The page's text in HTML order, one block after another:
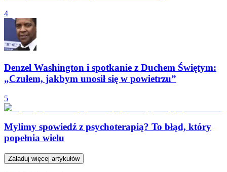
4
Denzel Washington i spotkanie z Duchem Świętym:
„Czułem, jakbym unosił się w powietrzu”
5
Mylimy spowiedź z psychoterapią? To błąd, który
popełnia wielu
Załaduj więcej artykułów